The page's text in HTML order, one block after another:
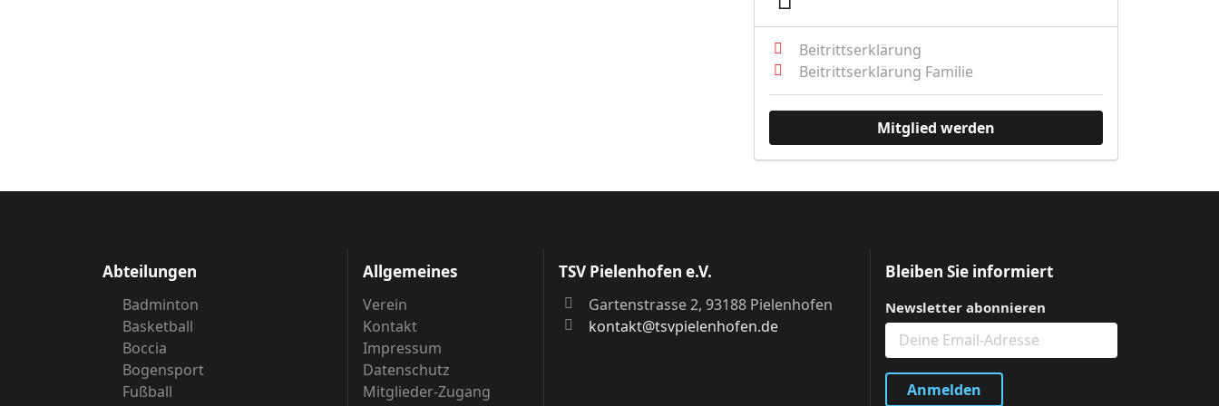
Beitrittserklärung
Beitrittserklärung Familie
Mitglied werden
Abteilungen
Badminton
Basketball
Boccia
Bogensport
Fußball
Allgemeines
Verein
Kontakt
Impressum
Datenschutz
Mitglieder-Zugang
TSV Pielenhofen e.V.
Gartenstrasse 2, 93188 Pielenhofen
kontakt@tsvpielenhofen.de
Bleiben Sie informiert
Newsletter abonnieren
Anmelden